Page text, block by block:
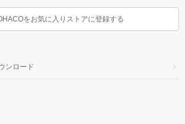
をお気に入りストアに登録する
ンロード